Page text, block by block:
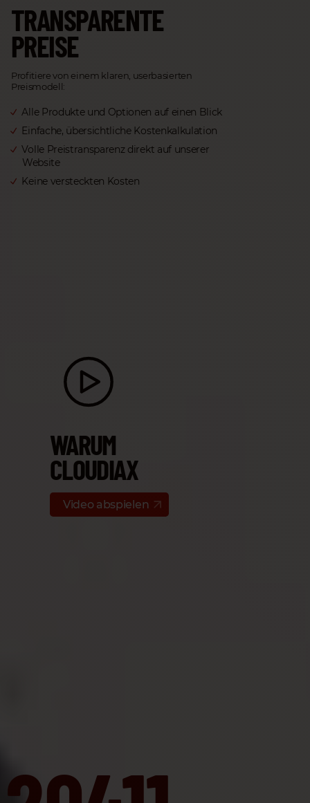
TRANSPARENTE
PREISE
Profitiere von einem klaren, userbasierten
Preismodell:
Alle Produkte und Optionen auf einen Blick
Einfache, übersichtliche Kostenkalkulation
Volle Preistransparenz direkt auf unserer
Website
Keine versteckten Kosten
WARUM
CLOUDIAX
Video abspielen